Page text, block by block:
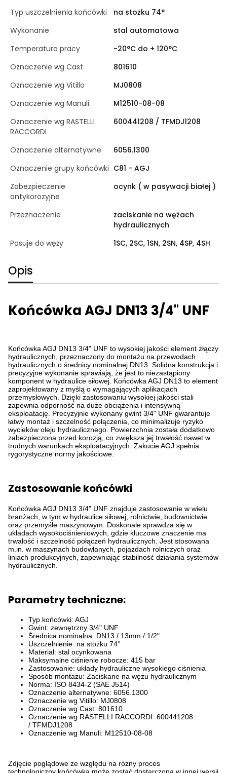
Typ uszczelnienia końcówki
na stożku 74°
Wykonanie
stal automatowa
Temperatura pracy
-20°C do + 120°C
Oznaczenie wg Cast
801610
Oznaczenie wg Vitillo
MJ0808
Oznaczenie wg Manuli
M12510-08-08
Oznaczenie wg RASTELLI
RACCORDI
600441208 / TFMDJ1208
Oznaczenie alternatywne
6056.1300
Oznaczenie grupy końcówki C81 - AGJ
Zabezpieczenie
antykorozyjne
ocynk ( w pasywacji białej )
Przeznaczenie
zaciskanie na wężach
hydraulicznych
Pasuje do węży
1SC, 2SC, 1SN, 2SN, 4SP, 4SH
Opis
Końcówka AGJ DN13 3/4" UNF
Końcówka AGJ DN13 3/4" UNF to wysokiej jakości element złączy
hydraulicznych, przeznaczony do montażu na przewodach
hydraulicznych o średnicy nominalnej DN13. Solidna konstrukcja i
precyzyjne wykonanie sprawiają, że jest to niezastąpiony
komponent w hydraulice siłowej. Końcówka AGJ DN13 to element
zaprojektowany z myślą o wymagających aplikacjach
przemysłowych. Dzięki zastosowaniu wysokiej jakości stali
zapewnia odporność na duże obciążenia i intensywną
eksploatację. Precyzyjnie wykonany gwint 3/4" UNF gwarantuje
łatwy montaż i szczelność połączenia, co minimalizuje ryzyko
wycieków oleju hydraulicznego. Powierzchnia została dodatkowo
zabezpieczona przed korozją, co zwiększa jej trwałość nawet w
trudnych warunkach eksploatacyjnych. Zakucie AGJ spełnia
rygorystyczne normy jakościowe.
Zastosowanie końcówki
Końcówka AGJ DN13 3/4" UNF znajduje zastosowanie w wielu
branżach, w tym w hydraulice siłowej, rolnictwie, budownictwie
oraz przemyśle maszynowym. Doskonale sprawdza się w
układach wysokociśnieniowych, gdzie kluczowe znaczenie ma
trwałość i szczelność połączeń hydraulicznych. Jest stosowana
m.in. w maszynach budowlanych, pojazdach rolniczych oraz
liniach produkcyjnych, zapewniając stabilność działania systemów
hydraulicznych.
Parametry techniczne:
Typ końcówki: AGJ
Gwint: zewnętrzny 3/4" UNF
Średnica nominalna: DN13 / 13mm / 1/2"
Uszczelnienie: na stożku 74°
Materiał: stal ocynkowana
Maksymalne ciśnienie robocze: 415 bar
Zastosowanie: układy hydrauliczne wysokiego ciśnienia
Sposób montażu: Zaciskane na wężu hydraulicznym
Norma: ISO 8434-2 (SAE J514)
Oznaczenie alternatywne: 6056.1300
Oznaczenie wg Vitillo: MJ0808
Oznaczenie wg Cast: 801610
Oznaczenie wg RASTELLI RACCORDI: 600441208
/ TFMDJ1208
Oznaczenie wg Manuli: M12510-08-08
Zdjęcie poglądowe ze względu na różny proces